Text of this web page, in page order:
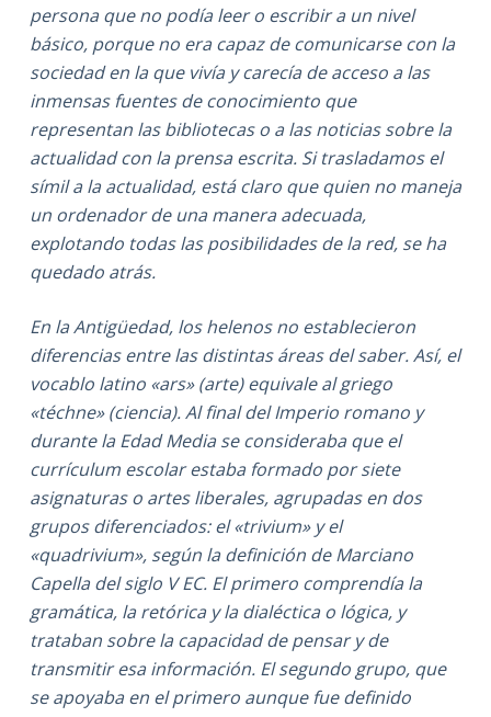
persona que no podía leer o escribir a un nivel
básico, porque no era capaz de comunicarse con la
sociedad en la que vivía y carecía de acceso a las
inmensas fuentes de conocimiento que
representan las bibliotecas o a las noticias sobre la
actualidad con la prensa escrita. Si trasladamos el
símil a la actualidad, está claro que quien no maneja
un ordenador de una manera adecuada,
explotando todas las posibilidades de la red, se ha
quedado atrás.
En la Antigüedad, los helenos no establecieron
diferencias entre las distintas áreas del saber. Así, el
vocablo latino «ars» (arte) equivale al griego
«téchne» (ciencia). Al final del Imperio romano y
durante la Edad Media se consideraba que el
currículum escolar estaba formado por siete
asignaturas o artes liberales, agrupadas en dos
grupos diferenciados: el «trivium» y el
«quadrivium», según la definición de Marciano
Capella del siglo V EC. El primero comprendía la
gramática, la retórica y la dialéctica o lógica, y
trataban sobre la capacidad de pensar y de
transmitir esa información. El segundo grupo, que
se apoyaba en el primero aunque fue definido